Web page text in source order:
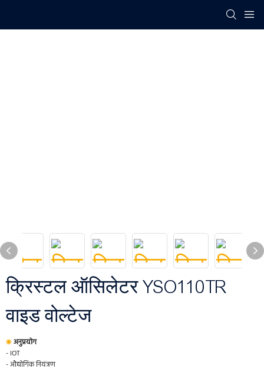
क्रिस्टल ऑसिलेटर YSO110TR
वाइड वोल्टेज
◉ अनुप्रयोग
- IOT
- औद्योगिक नियंत्रण